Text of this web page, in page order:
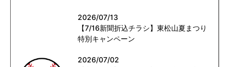
2026/07/13
【7/16新聞折込チラシ】東松山夏まつり
特別キャンペーン
2026/07/02